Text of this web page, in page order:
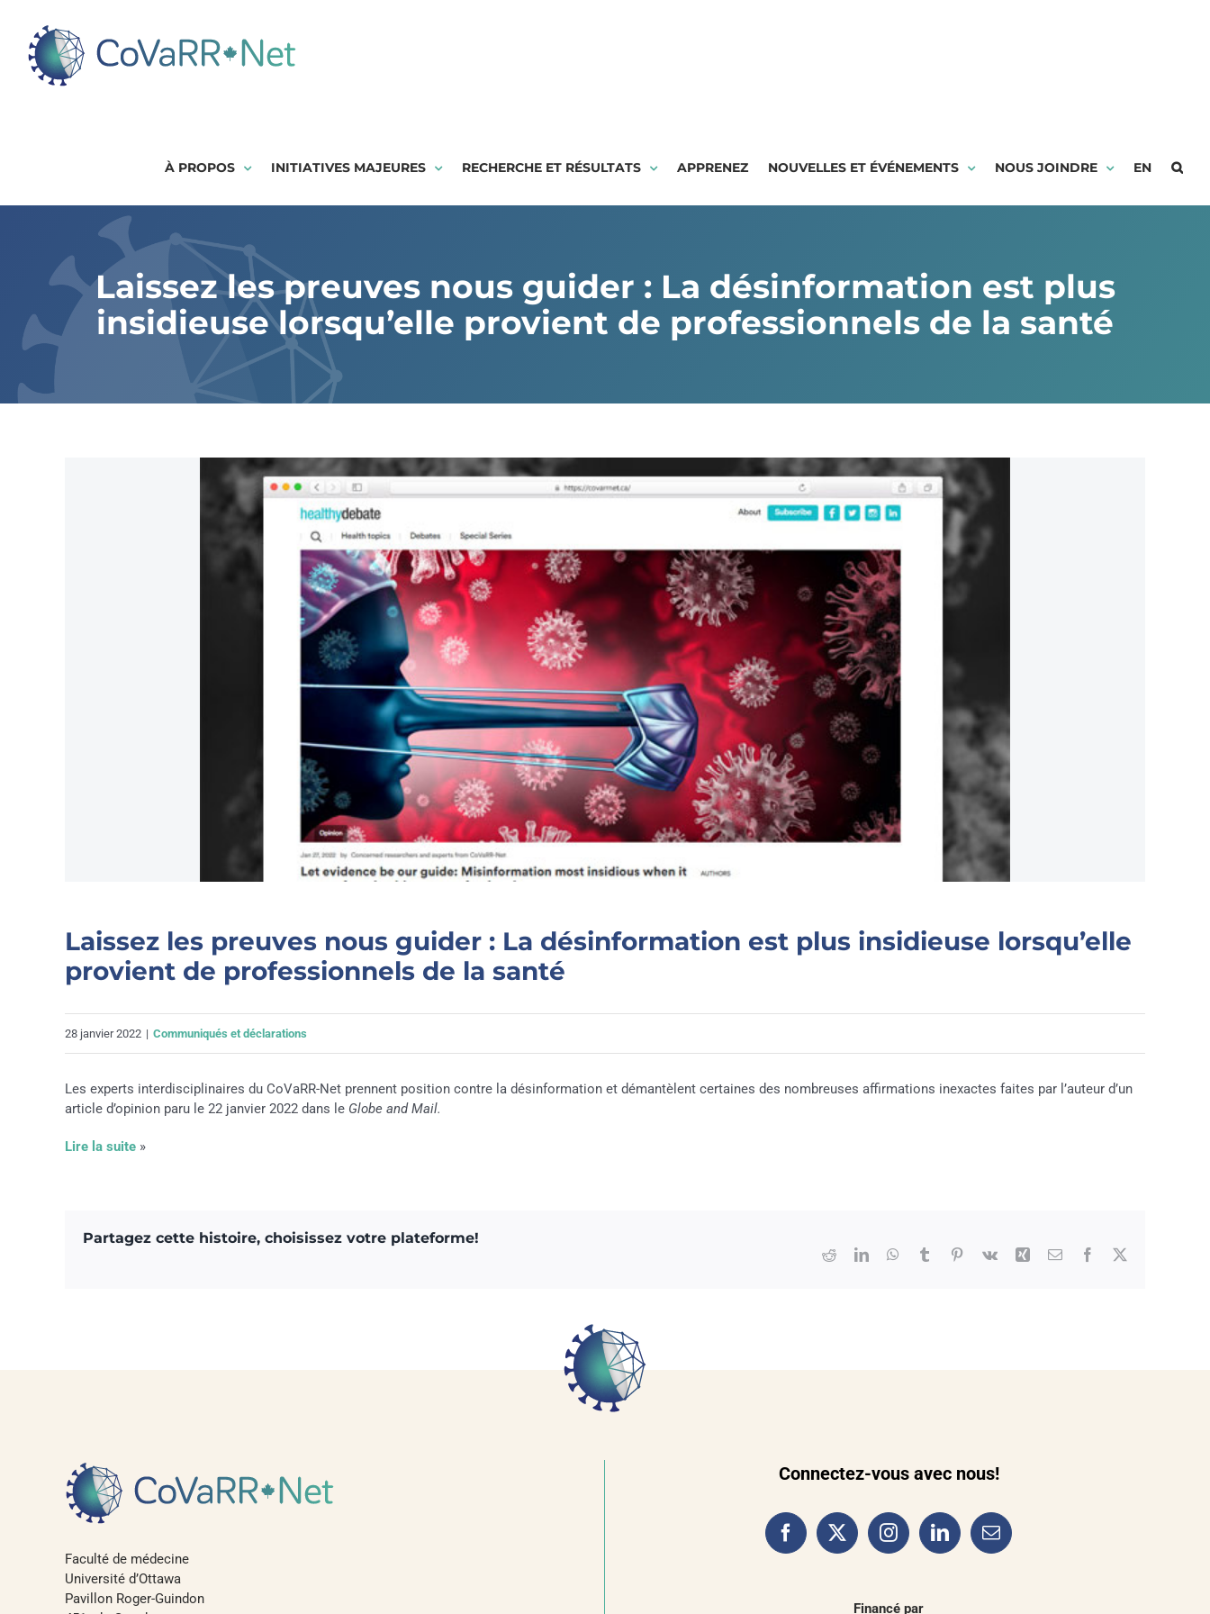
content
À PROPOS INITIATIVES MAJEURES RECHERCHE ET RÉSULTATS APPRENEZ NOUVELLES ET ÉVÉNEMENTS NOUS JOINDRE EN
Laissez les preuves nous guider : La désinformation est plus
insidieuse lorsqu’elle provient de professionnels de la santé
Agrandir
l&apos;image
Laissez les preuves nous guider : La désinformation est plus insidieuse lorsqu’elle
provient de professionnels de la santé
28 janvier 2022 | Communiqués et déclarations
Les experts interdisciplinaires du CoVaRR-Net prennent position contre la désinformation et démantèlent certaines des nombreuses affirmations inexactes faites par l’auteur d’un
article d’opinion paru le 22 janvier 2022 dans le Globe and Mail.
Lire la suite »
Partagez cette histoire, choisissez votre plateforme!
Facebook
RedditLinkedInWhatsApp
Tumblr Pinterest
Vk Xing Courriel
Faculté de médecine
Université d’Ottawa
Pavillon Roger-Guindon
Connectez-vous avec nous!
Financé par